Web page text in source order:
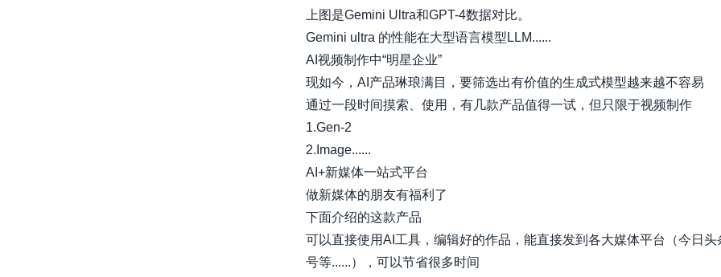
上图是Gemini Ultra和GPT-4数据对比。
Gemini ultra 的性能在大型语言模型LLM......
AI视频制作中“明星企业”
现如今，AI产品琳琅满目，要筛选出有价值的生成式模型越来越不容易
通过一段时间摸索、使用，有几款产品值得一试，但只限于视频制作
1.Gen-2
2.Image......
AI+新媒体一站式平台
做新媒体的朋友有福利了
下面介绍的这款产品
可以直接使用AI工具，编辑好的作品，能直接发到各大媒体平台（今日头
号等......），可以节省很多时间